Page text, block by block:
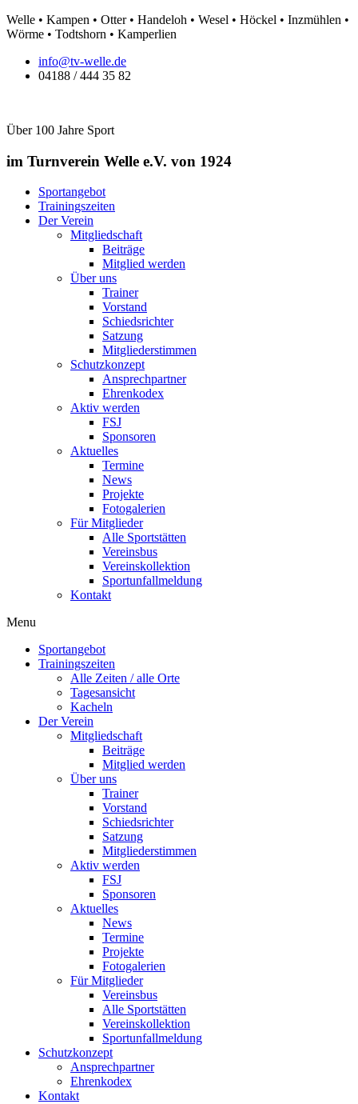
Zum
Inhalt
Welle • Kampen • Otter • Handeloh • Wesel • Höckel • Inzmühlen •
Wörme • Todtshorn • Kamperlien
info@tv-welle.de
04188 / 444 35 82
Über 100 Jahre Sport
im Turnverein Welle e.V. von 1924
Sportangebot
Trainingszeiten
Der Verein
Mitgliedschaft
Beiträge
Mitglied werden
Über uns
Trainer
Vorstand
Schiedsrichter
Satzung
Mitgliederstimmen
Schutzkonzept
Ansprechpartner
Ehrenkodex
Aktiv werden
FSJ
Sponsoren
Aktuelles
Termine
News
Projekte
Fotogalerien
Für Mitglieder
Alle Sportstätten
Vereinsbus
Vereinskollektion
Sportunfallmeldung
Kontakt
Flyout
Menu
Sportangebot
Trainingszeiten
Alle Zeiten / alle Orte
Tagesansicht
Kacheln
Der Verein
Mitgliedschaft
Beiträge
Mitglied werden
Über uns
Trainer
Vorstand
Schiedsrichter
Satzung
Mitgliederstimmen
Aktiv werden
FSJ
Sponsoren
Aktuelles
News
Termine
Projekte
Fotogalerien
Für Mitglieder
Vereinsbus
Alle Sportstätten
Vereinskollektion
Sportunfallmeldung
Schutzkonzept
Ansprechpartner
Ehrenkodex
Kontakt